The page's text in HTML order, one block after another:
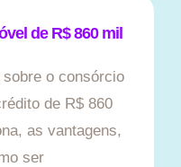
de R$ 860 mil
o consórcio
de R$ 860
as vantagens,
ser